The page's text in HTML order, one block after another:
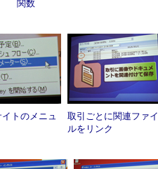
関数
イトのメニュ
取引ごとに関連ファイ
ルをリンク